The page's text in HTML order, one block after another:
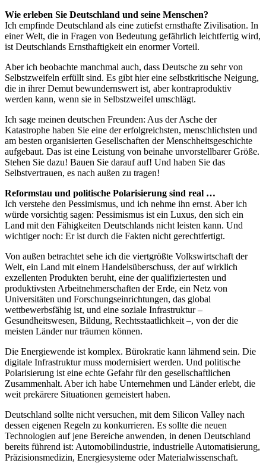
Wie erleben Sie Deutschland und seine Menschen?
Ich empfinde Deutschland als eine zutiefst ernsthafte Zivilisation. In
einer Welt, die in Fragen von Bedeutung gefährlich leichtfertig wird,
ist Deutschlands Ernsthaftigkeit ein enormer Vorteil.
Aber ich beobachte manchmal auch, dass Deutsche zu sehr von
Selbstzweifeln erfüllt sind. Es gibt hier eine selbstkritische Neigung,
die in ihrer Demut bewundernswert ist, aber kontraproduktiv
werden kann, wenn sie in Selbstzweifel umschlägt.
Ich sage meinen deutschen Freunden: Aus der Asche der
Katastrophe haben Sie eine der erfolgreichsten, menschlichsten und
am besten organisierten Gesellschaften der Menschheitsgeschichte
aufgebaut. Das ist eine Leistung von beinahe unvorstellbarer Größe.
Stehen Sie dazu! Bauen Sie darauf auf! Und haben Sie das
Selbstvertrauen, es nach außen zu tragen!
Reformstau und politische Polarisierung sind real …
Ich verstehe den Pessimismus, und ich nehme ihn ernst. Aber ich
würde vorsichtig sagen: Pessimismus ist ein Luxus, den sich ein
Land mit den Fähigkeiten Deutschlands nicht leisten kann. Und
wichtiger noch: Er ist durch die Fakten nicht gerechtfertigt.
Von außen betrachtet sehe ich die viertgrößte Volkswirtschaft der
Welt, ein Land mit einem Handelsüberschuss, der auf wirklich
exzellenten Produkten beruht, eine der qualifiziertesten und
produktivsten Arbeitnehmerschaften der Erde, ein Netz von
Universitäten und Forschungseinrichtungen, das global
wettbewerbsfähig ist, und eine soziale Infrastruktur –
Gesundheitswesen, Bildung, Rechtsstaatlichkeit –, von der die
meisten Länder nur träumen können.
Die Energiewende ist komplex. Bürokratie kann lähmend sein. Die
digitale Infrastruktur muss modernisiert werden. Und politische
Polarisierung ist eine echte Gefahr für den gesellschaftlichen
Zusammenhalt. Aber ich habe Unternehmen und Länder erlebt, die
weit prekärere Situationen gemeistert haben.
Deutschland sollte nicht versuchen, mit dem Silicon Valley nach
dessen eigenen Regeln zu konkurrieren. Es sollte die neuen
Technologien auf jene Bereiche anwenden, in denen Deutschland
bereits führend ist: Automobilindustrie, industrielle Automatisierung,
Präzisionsmedizin, Energiesysteme oder Materialwissenschaft.